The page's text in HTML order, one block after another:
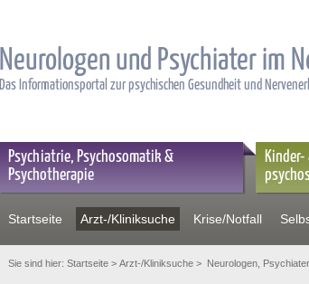
Neurologen und Psychiater im
Das Informationsportal zur psychischen Gesundheit und
Psychiatrie, Psychosomatik &
Psychotherapie
Startseite Arzt-/Kliniksuche Krise/Notfall
Sie sind hier: Startseite > Arzt-/Kliniksuche > Neurologen,